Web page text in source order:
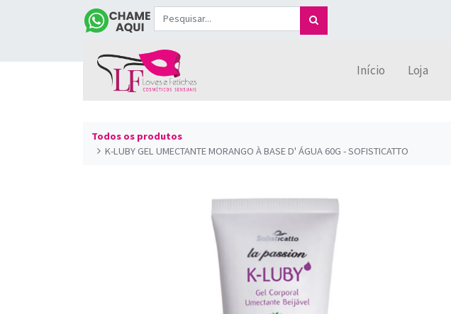
Início Loja
Todos os produtos
K-LUBY GEL UMECTANTE MORANGO À BASE D' ÁGUA 60G - SOFISTICATTO